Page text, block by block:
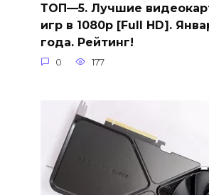
ТОП—5. Лучшие
игр в 1080p [Full HD].
года. Рейтинг!
0 177